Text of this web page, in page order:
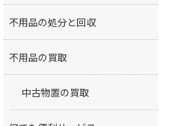
不用品の処分と回収
不用品の買取
中古物置の買取